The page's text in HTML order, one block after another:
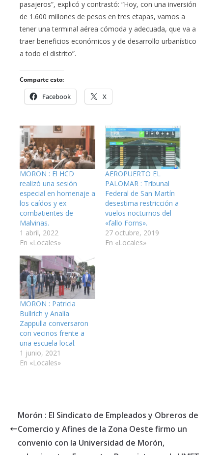
pasajeros”, explicó y contrastó: “Hoy, con una inversión
de 1.600 millones de pesos en tres etapas, vamos a
tener una terminal aérea cómoda y adecuada, que va a
traer beneficios económicos y de desarrollo urbanístico
a todo el distrito”.
Comparte esto:
Facebook X
MORON : El HCD
realizó una sesión
especial en homenaje a
los caídos y ex
combatientes de
Malvinas.
1 abril, 2022
En «Locales»
AEROPUERTO EL
PALOMAR : Tribunal
Federal de San Martín
desestima restricción a
vuelos nocturnos del
«fallo Forns».
27 octubre, 2019
En «Locales»
MORON : Patricia
Bullrich y Analía
Zappulla conversaron
con vecinos frente a
una escuela local.
1 junio, 2021
En «Locales»
Morón : El Sindicato de Empleados y Obreros de
Comercio y Afines de la Zona Oeste firmo un
convenio con la Universidad de Morón,